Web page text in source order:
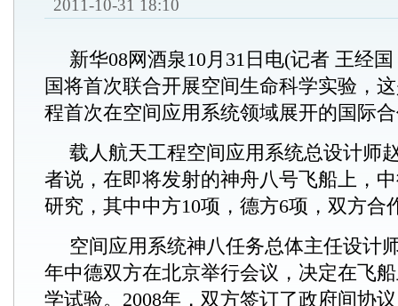
2011-10-31 18:10
新华08网酒泉10月31日电(记者 王经
国将首次联合开展空间生命科学实验，
程首次在空间应用系统领域展开的国际
载人航天工程空间应用系统总设计师
者说，在即将发射的神舟八号飞船上，
研究，其中中方10项，德方6项，双方合
空间应用系统神八任务总体主任设计
年中德双方在北京举行会议，决定在飞
学试验。2008年，双方签订了政府间协